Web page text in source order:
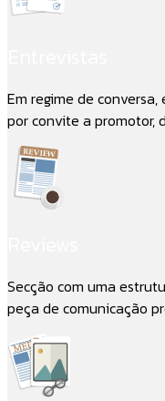
Em regime de
por convite a promotor,
Secção com uma
peça de comunicação